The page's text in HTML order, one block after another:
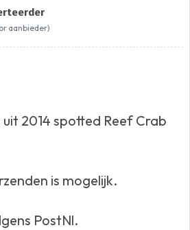
aanbieder)
2014 spotted Reef Crab
is mogelijk.
PostNl.